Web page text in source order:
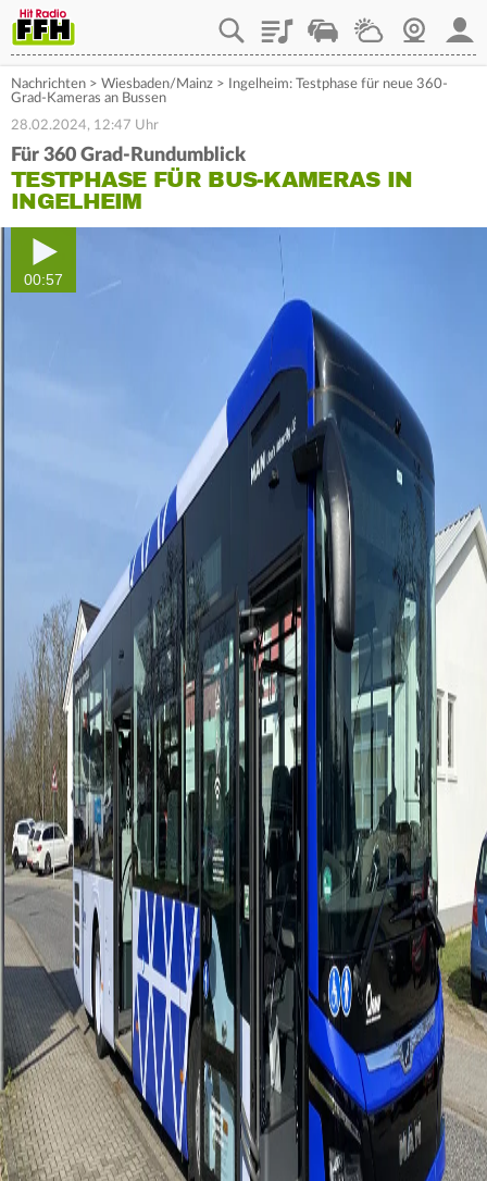
PlaylistStaupilotWetterWebcam
Nachrichten > Wiesbaden/Mainz >
Ingelheim: Testphase für neue 360-
Grad-Kameras an Bussen
28.02.2024, 12:47 Uhr
Für 360 Grad-Rundumblick
TESTPHASE FÜR BUS-KAMERAS IN
INGELHEIM
0
seconds
of
0
seconds
00:57